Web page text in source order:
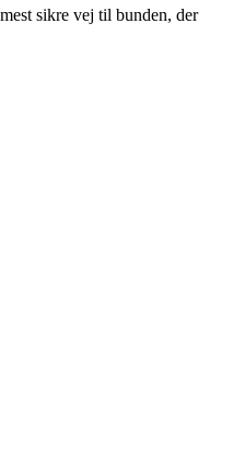
sikre vej til bunden, der